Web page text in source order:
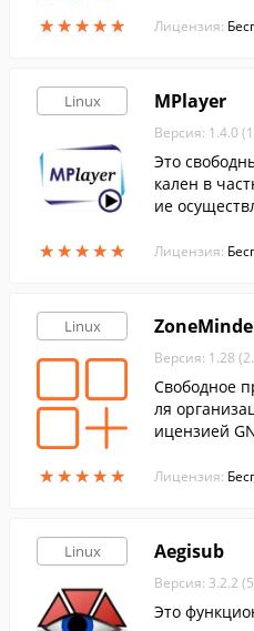
★★★★★
★★★★★ Лицензия:
Linux
★★★★★
★★★★★
MPlayer
Версия: 1.4.0
Это
кален в
ие
Лицензия:
Linux
★★★★★
★★★★★
Версия: 1.28
Свободное
ля
ицензией
ет
Лицензия:
Linux Aegisub
Версия: 3.2.2
Это